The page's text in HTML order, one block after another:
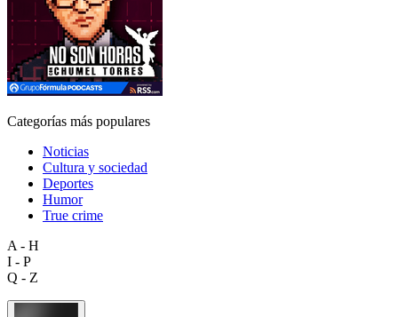
Categorías más populares
Noticias
Cultura y sociedad
Deportes
Humor
True crime
A - H
I - P
Q - Z